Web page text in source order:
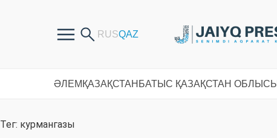
ӘЛЕМ ҚАЗАҚСТАН БАТЫС ҚАЗАҚСТАН ОБЛЫСЫ
Тег: курмангазы